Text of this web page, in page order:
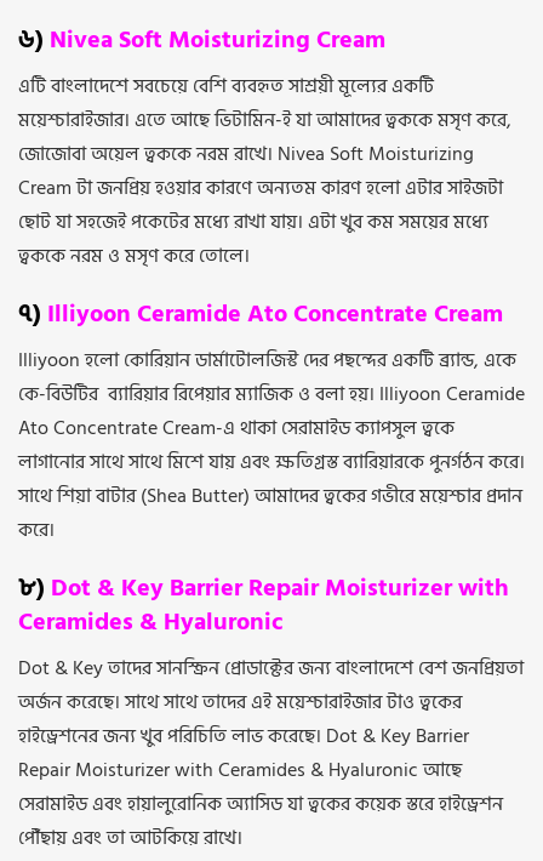
৬) Nivea Soft Moisturizing Cream
এটি বাংলাদেশে সবচেয়ে বেশি ব্যবহৃত সাশ্রয়ী মূল্যের একটি
ময়েশ্চারাইজার। এতে আছে ভিটামিন-ই যা আমাদের ত্বককে মসৃণ করে,
জোজোবা অয়েল ত্বককে নরম রাখে। Nivea Soft Moisturizing
Cream টা জনপ্রিয় হওয়ার কারণে অন্যতম কারণ হলো এটার সাইজটা
ছোট যা সহজেই পকেটের মধ্যে রাখা যায়। এটা খুব কম সময়ের মধ্যে
ত্বককে নরম ও মসৃণ করে তোলে।
৭) Illiyoon Ceramide Ato Concentrate Cream
Illiyoon হলো কোরিয়ান ডার্মাটোলজিস্ট দের পছন্দের একটি ব্র্যান্ড, একে
কে-বিউটির ব্যারিয়ার রিপেয়ার ম্যাজিক ও বলা হয়। Illiyoon Ceramide
Ato Concentrate Cream-এ থাকা সেরামাইড ক্যাপসুল ত্বকে
লাগানোর সাথে সাথে মিশে যায় এবং ক্ষতিগ্রস্ত ব্যারিয়ারকে পুনর্গঠন করে।
সাথে শিয়া বাটার (Shea Butter) আমাদের ত্বকের গভীরে ময়েশ্চার প্রদান
করে।
৮) Dot & Key Barrier Repair Moisturizer with
Ceramides & Hyaluronic
Dot & Key তাদের সানস্ক্রিন প্রোডাক্টের জন্য বাংলাদেশে বেশ জনপ্রিয়তা
অর্জন করেছে। সাথে সাথে তাদের এই ময়েশ্চারাইজার টাও ত্বকের
হাইড্রেশনের জন্য খুব পরিচিতি লাভ করেছে। Dot & Key Barrier
Repair Moisturizer with Ceramides & Hyaluronic আছে
সেরামাইড এবং হায়ালুরোনিক অ্যাসিড যা ত্বকের কয়েক স্তরে হাইড্রেশন
পৌঁছায় এবং তা আটকিয়ে রাখে।